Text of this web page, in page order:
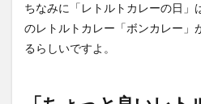
ンピ
オン
町店
ちなみに「レトルトカレーの日」
のレトルトカレー「ボンカレー」
るらしいですよ。